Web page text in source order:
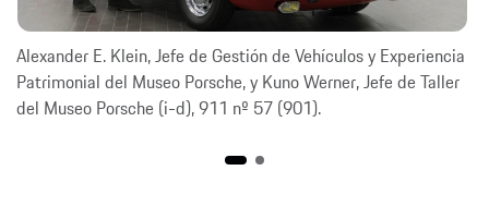
Alexander E. Klein, Jefe de Gestión de Vehículos y Experiencia
Patrimonial del Museo Porsche, y Kuno Werner, Jefe de Taller
del Museo Porsche (i-d), 911 nº 57 (901).